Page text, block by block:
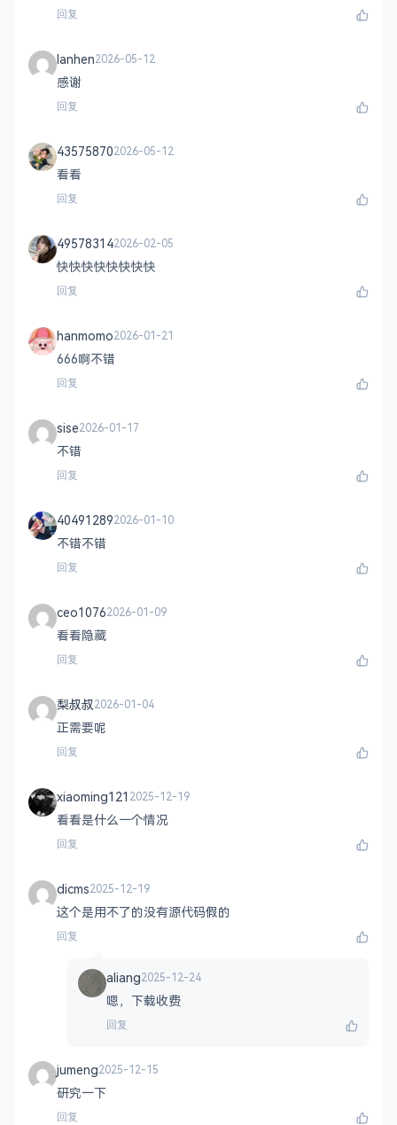
回复
lanhen2026-05-12
感谢
回复
435758702026-05-12
看看
回复
495783142026-02-05
快快快快快快快快
回复
hanmomo2026-01-21
666啊不错
回复
sise2026-01-17
不错
回复
404912892026-01-10
不错不错
回复
ceo10762026-01-09
看看隐藏
回复
梨叔叔2026-01-04
正需要呢
回复
xiaoming121 2025-12-19
看看是什么一个情况
回复
dicms2025-12-19
这个是用不了的没有源代码假的
回复
aliang2025-12-24
嗯，下载收费
回复
jumeng2025-12-15
研究一下
回复